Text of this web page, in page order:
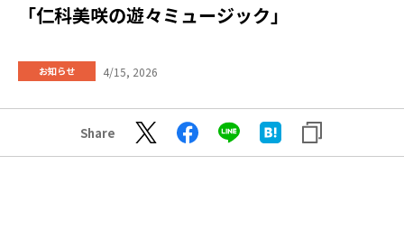
「仁科美咲の遊々ミュージック」
お知らせ 4/15, 2026
Share